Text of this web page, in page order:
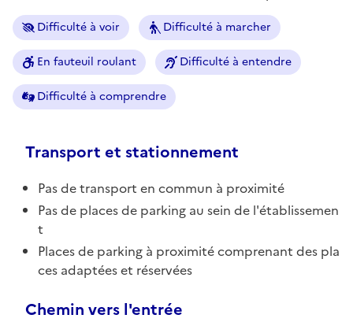
Difficulté à voir Difficulté à marcher
En fauteuil roulant Difficulté à entendre
Difficulté à comprendre
Transport et stationnement
Pas de transport en commun à proximité
Pas de places de parking au sein de l'établissemen
t
Places de parking à proximité comprenant des pla
ces adaptées et réservées
Chemin vers l'entrée